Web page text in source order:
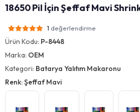
18650 Pil İçin Şeffaf Mavi
1 değerlendirme
Ürün Kodu: P-8448
Marka: OEM
Kategori: Batarya Yalıtım Makaronu
Renk: Şeffaf Mavi